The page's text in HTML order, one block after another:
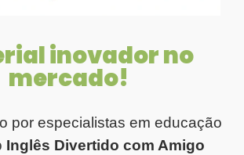
inovador no
mercado!
por especialistas em educação
Inglês Divertido com Amigo